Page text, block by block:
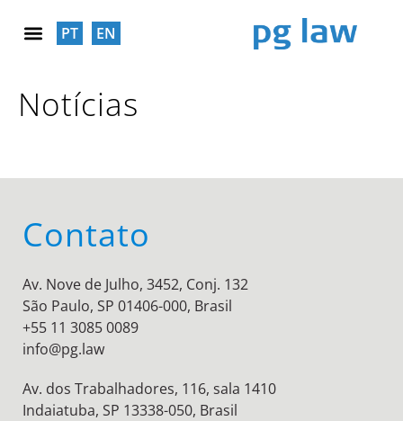
PT EN
Notícias
Contato
Av. Nove de Julho, 3452, Conj. 132
São Paulo, SP 01406-000, Brasil
+55 11 3085 0089
info@pg.law
Av. dos Trabalhadores, 116, sala 1410
Indaiatuba, SP 13338-050, Brasil